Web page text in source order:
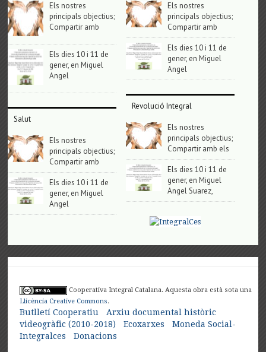
Els nostres
principals objectius;
Compartir amb
Els dies 10 i 11 de
gener, en Miguel
Angel
Salut
Els nostres
principals objectius;
Compartir amb
Els dies 10 i 11 de
gener, en Miguel
Angel
Els nostres
principals objectius;
Compartir amb
Els dies 10 i 11 de
gener, en Miguel
Angel
Revolució Integral
Els nostres
principals objectius;
Compartir amb els
Els dies 10 i 11 de
gener, en Miguel
Angel Suarez,
Cooperativa Integral Catalana. Aquesta obra està sota una
Llicència Creative Commons.
Butlletí Cooperatiu
Arxiu documental històric
videogràfic (2010-2018)
Ecoxarxes
Moneda Social-
Integralces
Donacions